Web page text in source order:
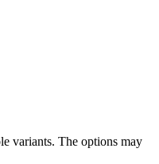
variants. The options may